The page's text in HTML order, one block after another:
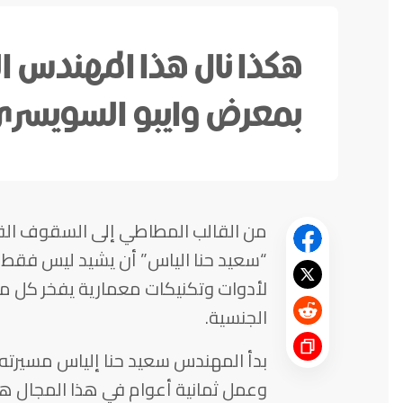
هكذا نال هذا المهندس
بمعرض وايبو
من القالب المطاطي إلى السقوف
“سعيد حنا الياس” أن يشيد ليس
لأدوات وتكنيكات معمارية يفخر
الجنسية.
بدأ المهندس سعيد حنا إلياس